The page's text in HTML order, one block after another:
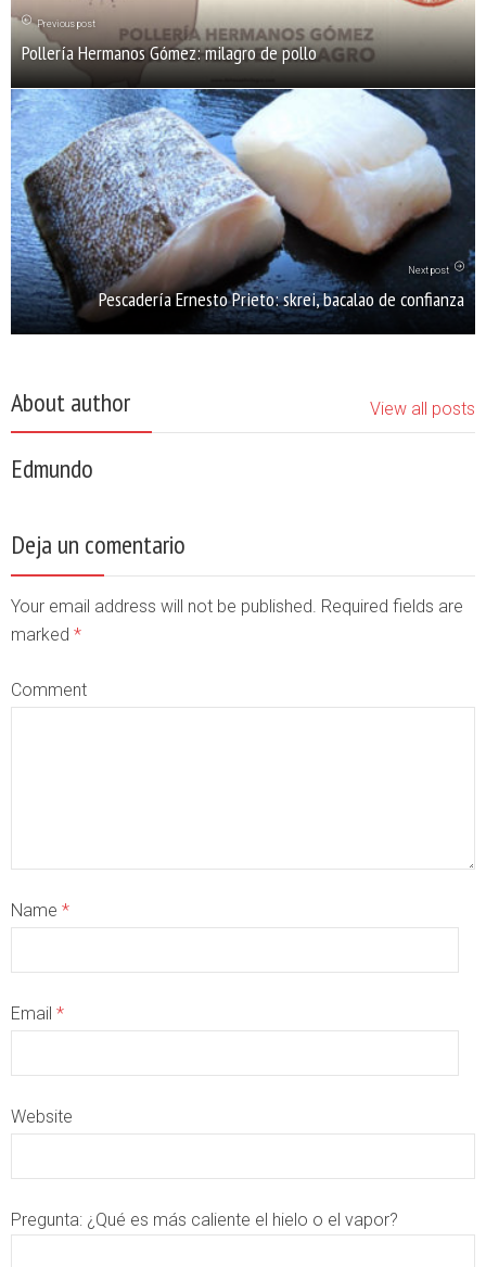
Previous post
Pollería Hermanos Gómez: milagro de pollo
Next post
Pescadería Ernesto Prieto: skrei, bacalao de confianza
About author View all posts
Edmundo
Deja un comentario
Your email address will not be published. Required fields are
marked *
Comment
Name *
Email *
Website
Pregunta: ¿Qué es más caliente el hielo o el vapor?